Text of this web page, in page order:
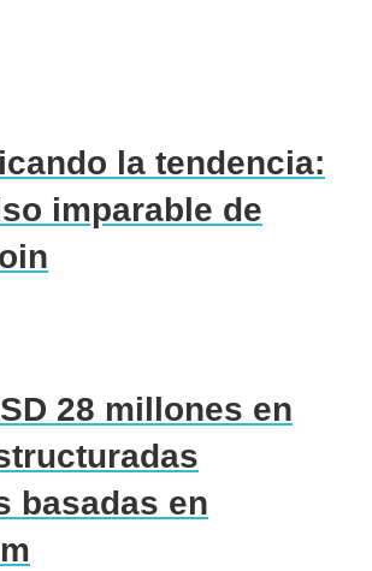
la tendencia:
imparable de
28 millones en
basadas en